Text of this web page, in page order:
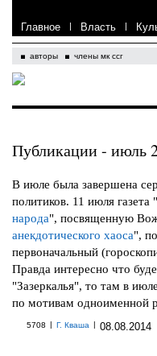
Главное | Власть |
авторы члены мк ссг
Публикации - июль
В июле была завершена
политиков. 11 июля
народа", посвященную
анекдотического хаоса",
первоначальный
Правда интересно что
"Зазеркалья", то там в
по мотивам одноименной
5708 | Г. Кваша | 08.08.2014